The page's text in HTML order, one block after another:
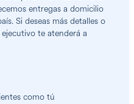
entregas a domicilio
Si deseas más detalles o
te atenderá a
como tú